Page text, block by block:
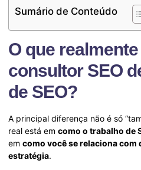
Sumário de Conteúdo
O que
consultor SEO
de SEO?
A principal diferença não é só
real está em como o trabalho de
em como você se relaciona com
estratégia.